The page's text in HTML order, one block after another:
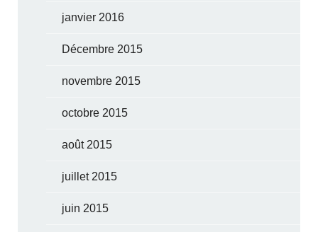
janvier 2016
Décembre 2015
novembre 2015
octobre 2015
août 2015
juillet 2015
juin 2015